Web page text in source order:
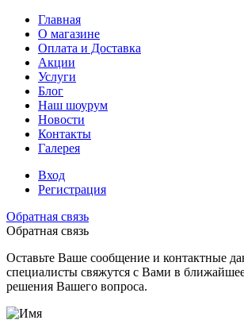
Главная
О магазине
Оплата и Доставка
Акции
Услуги
Блог
Наш шоурум
Новости
Контакты
Галерея
Вход
Регистрация
Обратная связь
Обратная связь
Оставьте Ваше сообщение и контактные
специалисты свяжутся с Вами в
решения Вашего вопроса.